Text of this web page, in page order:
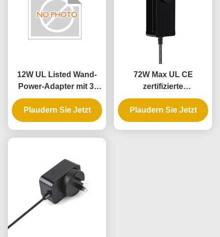
12W UL Listed Wand-
Power-Adapter mit 3-
Jahres-Garantie und
AC-DC-
Stromversorgung
Plaudern Sie Jetzt
72W Max UL CE
zertifizierte
Wandstecker mit 3-
jähriger Garantie
Plaudern Sie Jetzt